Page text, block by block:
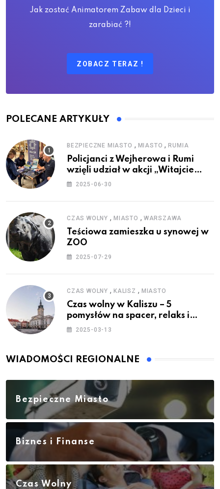
Jak zostać Animatorem Zabaw dla Dzieci i
zarabiać ?!
ZOBACZ TERAZ !
POLECANE ARTYKUŁY
BEZPIECZNE MIASTO , MIASTO ,RUMIA
Policjanci z Wejherowa i Rumi
wzięli udział w akcji „Witajcie
Wakacje”
2025-06-30
CZAS WOLNY , MIASTO , WARSZAWA
Teściowa zamieszka u synowej w
ZOO
2025-07-29
CZAS WOLNY , KALISZ , MIASTO
Czas wolny w Kaliszu – 5
pomysłów na spacer, relaks i
rodzinne atrakcje
2025-03-13
WIADOMOŚCI REGIONALNE
Bezpieczne Miasto
Biznes i Finanse
Czas Wolny